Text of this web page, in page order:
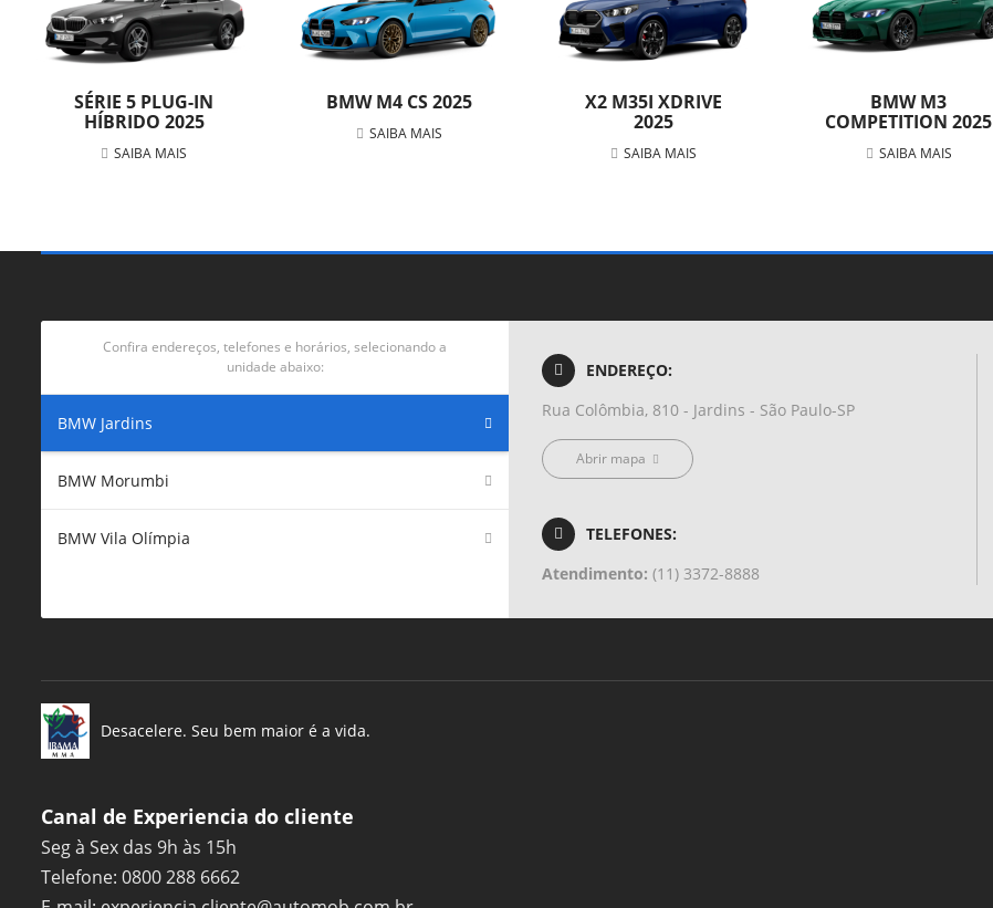
SÉRIE 5 PLUG-IN
HÍBRIDO 2025
SAIBA MAIS
BMW M4 CS 2025
SAIBA MAIS
X2 M35I XDRIVE
2025
SAIBA MAIS
BMW M3
COMPETITION 2025
SAIBA MAIS
Confira endereços, telefones e horários, selecionando a
unidade abaixo:
BMW Jardins
BMW Morumbi
BMW Vila Olímpia
ENDEREÇO:
Rua Colômbia, 810 - Jardins - São Paulo-SP
Abrir mapa
TELEFONES:
Atendimento:(11) 3372-8888
Desacelere. Seu bem maior é a vida.
Canal de Experiencia do cliente
Seg à Sex das 9h às 15h
Telefone: 0800 288 6662